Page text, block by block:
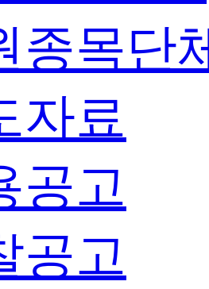
종목단
자료
공고
공고